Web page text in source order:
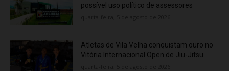
possível uso político de assessores
Atletas de Vila Velha conquistam ouro no
Vitória Internacional Open de Jiu-Jitsu